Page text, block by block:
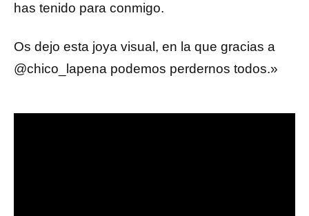
has tenido para conmigo.
Os dejo esta joya visual, en la que gracias a
@chico_lapena podemos perdernos todos.»